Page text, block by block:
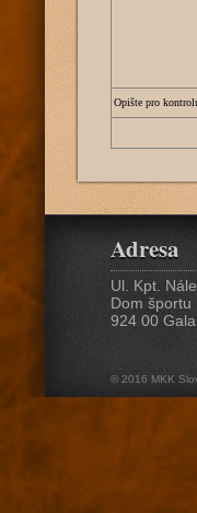
Opište pro
Adresa
Ul. Kpt.
Dom športu
924 00
© 2016 MKK